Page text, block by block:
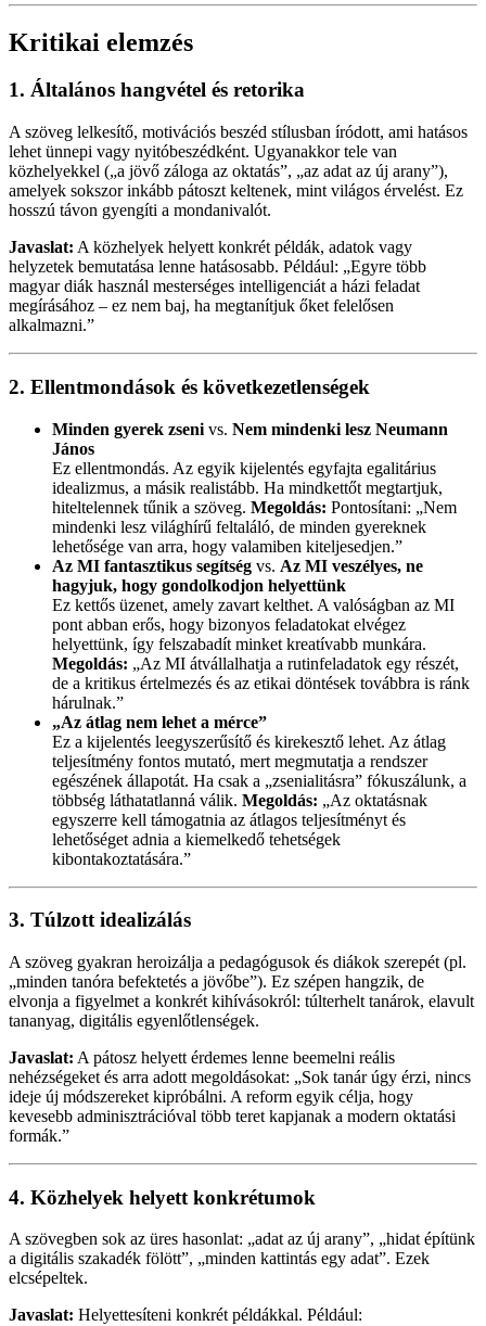
Kritikai elemzés
1. Általános hangvétel és retorika
A szöveg lelkesítő, motivációs beszéd stílusban íródott, ami hatásos
lehet ünnepi vagy nyitóbeszédként. Ugyanakkor tele van
közhelyekkel („a jövő záloga az oktatás”, „az adat az új arany”),
amelyek sokszor inkább pátoszt keltenek, mint világos érvelést. Ez
hosszú távon gyengíti a mondanivalót.
Javaslat: A közhelyek helyett konkrét példák, adatok vagy
helyzetek bemutatása lenne hatásosabb. Például: „Egyre több
magyar diák használ mesterséges intelligenciát a házi feladat
megírásához – ez nem baj, ha megtanítjuk őket felelősen
alkalmazni.”
2. Ellentmondások és következetlenségek
Minden gyerek zseni vs. Nem mindenki lesz Neumann
János
Ez ellentmondás. Az egyik kijelentés egyfajta egalitárius
idealizmus, a másik realistább. Ha mindkettőt megtartjuk,
hiteltelennek tűnik a szöveg. Megoldás: Pontosítani: „Nem
mindenki lesz világhírű feltaláló, de minden gyereknek
lehetősége van arra, hogy valamiben kiteljesedjen.”
Az MI fantasztikus segítség vs. Az MI veszélyes, ne
hagyjuk, hogy gondolkodjon helyettünk
Ez kettős üzenet, amely zavart kelthet. A valóságban az MI
pont abban erős, hogy bizonyos feladatokat elvégez
helyettünk, így felszabadít minket kreatívabb munkára.
Megoldás: „Az MI átvállalhatja a rutinfeladatok egy részét,
de a kritikus értelmezés és az etikai döntések továbbra is ránk
hárulnak.”
„Az átlag nem lehet a mérce”
Ez a kijelentés leegyszerűsítő és kirekesztő lehet. Az átlag
teljesítmény fontos mutató, mert megmutatja a rendszer
egészének állapotát. Ha csak a „zsenialitásra” fókuszálunk, a
többség láthatatlanná válik. Megoldás: „Az oktatásnak
egyszerre kell támogatnia az átlagos teljesítményt és
lehetőséget adnia a kiemelkedő tehetségek
kibontakoztatására.”
3. Túlzott idealizálás
A szöveg gyakran heroizálja a pedagógusok és diákok szerepét (pl.
„minden tanóra befektetés a jövőbe”). Ez szépen hangzik, de
elvonja a figyelmet a konkrét kihívásokról: túlterhelt tanárok, elavult
tananyag, digitális egyenlőtlenségek.
Javaslat: A pátosz helyett érdemes lenne beemelni reális
nehézségeket és arra adott megoldásokat: „Sok tanár úgy érzi, nincs
ideje új módszereket kipróbálni. A reform egyik célja, hogy
kevesebb adminisztrációval több teret kapjanak a modern oktatási
formák.”
4. Közhelyek helyett konkrétumok
A szövegben sok az üres hasonlat: „adat az új arany”, „hidat építünk
a digitális szakadék fölött”, „minden kattintás egy adat”. Ezek
elcsépeltek.
Javaslat: Helyettesíteni konkrét példákkal. Például: